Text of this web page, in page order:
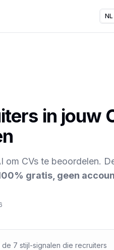
NL
in jouw
om CVs te beoordelen.
gratis, geen
7 stijl-signalen die recruiters